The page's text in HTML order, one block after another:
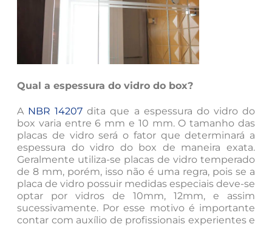
Qual a espessura do vidro do box?
A NBR 14207 dita que a espessura do vidro do
box varia entre 6 mm e 10 mm. O tamanho das
placas de vidro será o fator que determinará a
espessura do vidro do box de maneira exata.
Geralmente utiliza-se placas de vidro temperado
de 8 mm, porém, isso não é uma regra, pois se a
placa de vidro possuir medidas especiais deve-se
optar por vidros de 10mm, 12mm, e assim
sucessivamente. Por esse motivo é importante
contar com auxílio de profissionais experientes e